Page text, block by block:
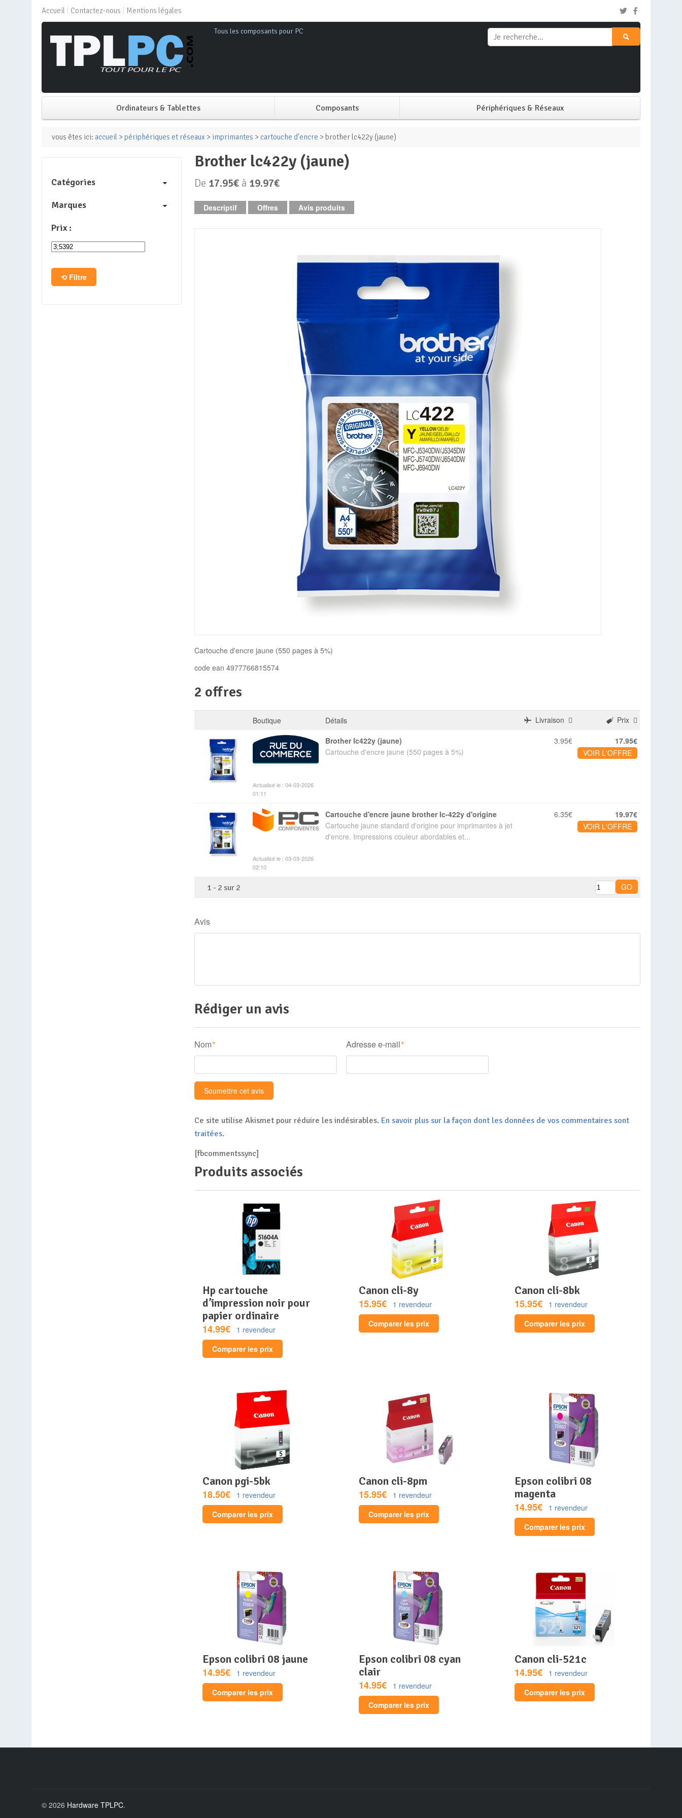
Accueil Contactez-nous Mentions légales
Tous les composants pour PC
Ordinateurs & Tablettes
PC de bureau
Mini PC
PC Tout-en-un
Tablettes
Composants
Alimentation PC
Boitier PC
Carte mère
Mémoire Notebook
Disque SSD
Périphériques & Réseaux
vous êtes ici: accueil > périphériques et réseaux > imprimantes > cartouche d'encre > brother lc422y (jaune)
brother lc422y (jaune)
De 17.95€ à 19.97€
Descriptif Offres Avis produits
Cartouche d'encre jaune (550 pages à 5%)
code ean 4977766815574
2 offres
Boutique Détails Livraison Prix
Actualisé le : 04-03-2026
01:11
brother lc422y (jaune)
Cartouche d'encre jaune (550 pages à 5%)
3.95€
17.95€
VOIR L'OFFRE
Actualisé le : 03-03-2026
02:10
cartouche d'encre jaune brother lc-422y d'origine
Cartouche jaune standard d'origine pour imprimantes à jet
d'encre. Impressions couleur abordables et...
6.35€
19.97€
VOIR L'OFFRE
1 - 2 sur 2
Avis
Rédiger un avis
Nom * Adresse e-mail *
Ce site utilise Akismet pour réduire les indésirables. En savoir plus sur la façon dont les données de vos commentaires sont
traitées.
[fbcommentssync]
Produits associés
hp cartouche
d’impression noir pour
papier ordinaire
14.99€
1 revendeur
Comparer les prix
canon cli-8y
15.95€
1 revendeur
Comparer les prix
canon cli-8bk
15.95€
1 revendeur
Comparer les prix
canon pgi-5bk
18.50€
1 revendeur
Comparer les prix
canon cli-8pm
15.95€
1 revendeur
Comparer les prix
epson colibri 08
magenta
14.95€
1 revendeur
Comparer les prix
epson colibri 08 jaune
14.95€
1 revendeur
Comparer les prix
epson colibri 08 cyan
clair
14.95€
1 revendeur
Comparer les prix
canon cli-521c
14.95€
1 revendeur
Comparer les prix
Catégories
Marques
Prix :
Filtre
© 2026 Hardware TPLPC.